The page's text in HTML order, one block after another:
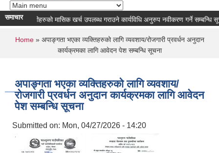
समाचारविरामीहरुको मासिक खर्च उपलब्ध गराउने कार्यविधि अनुरुप नवीकरण गर्ने सम्बन्धि सूचना
You are here
Home» अपाङ्गता भएका व्यक्तिहरुको लागि व्यवशाय/रोजगारी प्रवर्धन अनुदान
कार्यक्रमका लागि आवेदन पेश सम्बन्धि सूचना
अपाङ्गता भएका व्यक्तिहरुको लागि व्यवशाय/
रोजगारी प्रवर्धन अनुदान कार्यक्रमका लागि आवेदन
पेश सम्बन्धि सूचना
Submitted on: Mon, 04/27/2026 - 14:20